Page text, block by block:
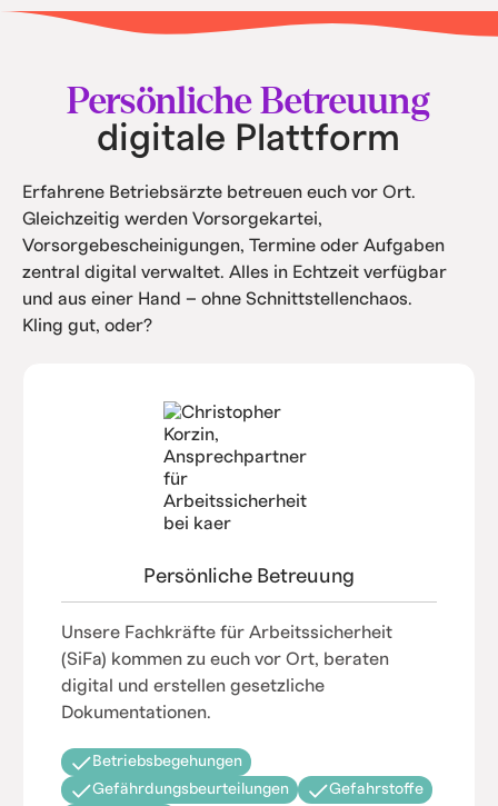
• Keine teuren Softwarekosten.
und Service.
Persönliche Betreuung
digitale Plattform
Erfahrene Betriebsärzte betreuen euch vor Ort.
Gleichzeitig werden Vorsorgekartei,
Vorsorgebescheinigungen, Termine oder Aufgaben
zentral digital verwaltet. Alles in Echtzeit verfügbar
und aus einer Hand – ohne Schnittstellenchaos.
Kling gut, oder?
Persönliche Betreuung
Unsere Fachkräfte für Arbeitssicherheit
(SiFa) kommen zu euch vor Ort, beraten
digital und erstellen gesetzliche
Dokumentationen.
Betriebsbegehungen
Gefährdungsbeurteilungen
Gefahrstoffe